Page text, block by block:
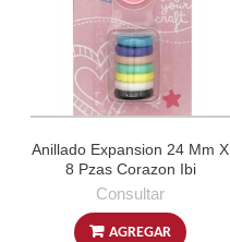
Anillado Expansion 24 Mm X
8 Pzas Corazon Ibi
Consultar
AGREGAR